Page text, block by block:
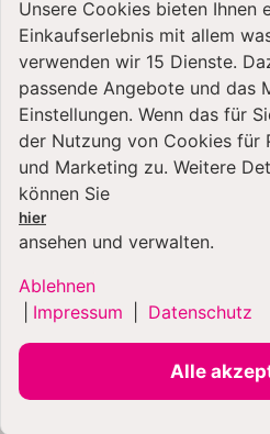
Udo Lindenberg Original
Likörell "Panic Porsche
Power" ca. 80 x 65 cm /
6.100,01 €*
Artikel vergriffen
Unsere Cookies bieten Ihnen
Einkaufserlebnis mit allem
verwenden wir 15 Dienste.
passende Angebote und das
Einstellungen. Wenn das für
der Nutzung von Cookies für
und Marketing zu. Weitere
können Sie
hier
ansehen und verwalten.
Ablehnen
Impressum Datenschutz
Alle